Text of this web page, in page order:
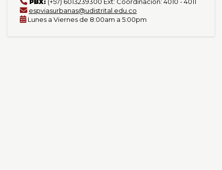
espviasurbanas@udistrital.edu.co
Lunes a Viernes de 8:00am a 5:00pm